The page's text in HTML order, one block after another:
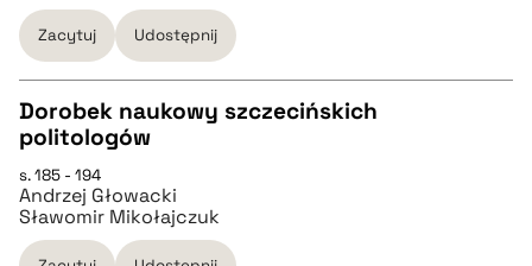
pobierz cytat
BIBTEX
pobierz cytat
Zacytuj Udostępnij
CZYSTY TEKST
pobierz cytat
Dorobek naukowy szczecińskich
politologów
s. 185 - 194
Andrzej Głowacki
Sławomir Mikołajczuk